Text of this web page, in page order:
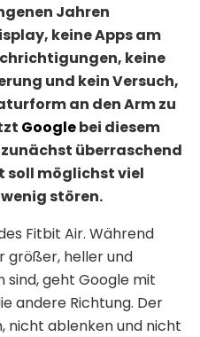
Jahren
keine Apps am
keine
und kein Versuch,
an den Arm zu
Googlebei diesem
überraschend
soll möglichst viel
stören.
Fitbit Air. Während
größer, heller und
geht Google mit
andere Richtung. Der
nicht ablenken und nicht